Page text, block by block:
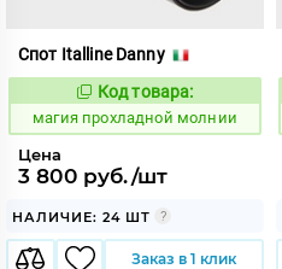
Спот Italline Danny
Код:
915428
Код товара:
магия прохладной молнии
Цена
3 800 руб./шт
НАЛИЧИЕ: 24 ШТ
Заказ в 1 клик